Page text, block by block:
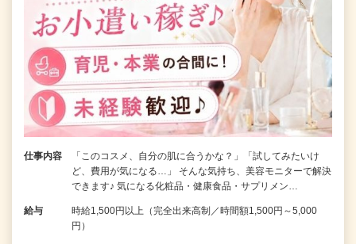
仕事内容
「このコスメ、自分の肌に合うかな？」「試してみたいけ
ど、費用が気になる…」 そんな気持ち、美容モニターで解決
できます♪ 気になる化粧品・健康食品・サプリメン…
給与
時給1,500円以上（完全出来高制／時間額1,500円～5,000
円）